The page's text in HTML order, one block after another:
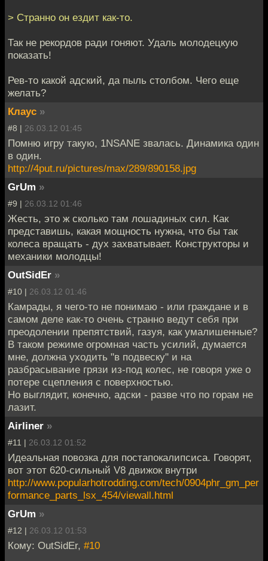
> Странно он ездит как-то.
Так не рекордов ради гоняют. Удаль молодецкую
показать!
Рев-то какой адский, да пыль столбом. Чего еще
желать?
Клаус »
#8 | 26.03.12 01:45
Помню игру такую, 1NSANE звалась. Динамика один
в один.
http://4put.ru/pictures/max/289/890158.jpg
GrUm »
#9 | 26.03.12 01:46
Жесть, это ж сколько там лошадиных сил. Как
представишь, какая мощность нужна, что бы так
колеса вращать - дух захватывает. Конструкторы и
механики молодцы!
OutSidEr »
#10 | 26.03.12 01:46
Камрады, я чего-то не понимаю - или граждане и в
самом деле как-то очень странно ведут себя при
преодолении препятствий, газуя, как умалишенные?
В таком режиме огромная часть усилий, думается
мне, должна уходить "в подвеску" и на
разбрасывание грязи из-под колес, не говоря уже о
потере сцепления с поверхностью.
Но выглядит, конечно, адски - разве что по горам не
лазит.
Airliner »
#11 | 26.03.12 01:52
Идеальная повозка для постапокалипсиса. Говорят,
вот этот 620-сильный V8 движок внутри
http://www.popularhotrodding.com/tech/0904phr_gm_per
formance_parts_lsx_454/viewall.html
GrUm »
#12 | 26.03.12 01:53
Кому: OutSidEr, #10